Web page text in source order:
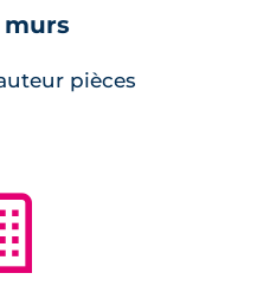
étudiants et jeunes
en 14 minutes à
de bus, dont
de la résidence,
du quartier.
murs
pièces